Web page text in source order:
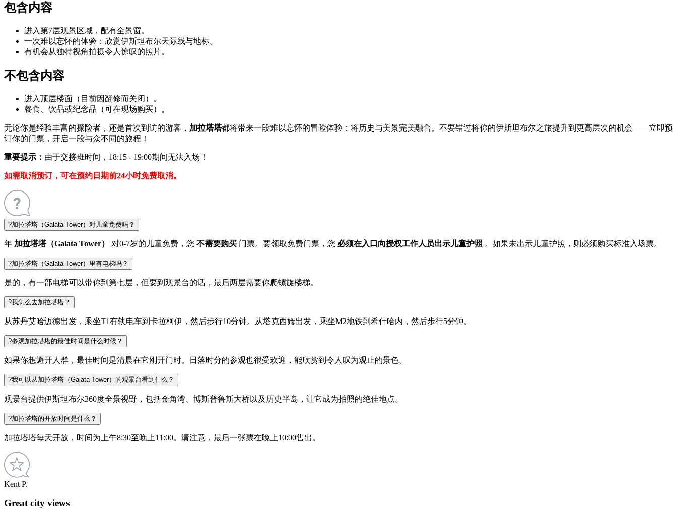
包含内容
进入第7层观景区域，配有全景窗。
一次难以忘怀的体验：欣赏伊斯坦布尔天际线与地标。
有机会从独特视角拍摄令人惊叹的照片。
不包含内容
进入顶层楼面（目前因翻修而关闭）。
餐食、饮品或纪念品（可在现场购买）。
无论你是经验丰富的探险者，还是首次到访的游客， 加拉塔塔都将带来一段难以忘怀的冒险体验：将历史与美景完美融合。不要错过将你的伊斯坦布尔之旅提升到更高层次的机会——立即预
订你的门票，开启一段与众不同的旅程！
重要提示： 由于交接班时间，18:15 - 19:00期间无法入场！
如需取消预订，可在预约日期前24小时免费取消。
?加拉塔塔（Galata Tower）对儿童免费吗？
年 加拉塔塔（Galata Tower） 对0-7岁的儿童免费，您 不需要购买 门票。要领取免费门票，您 必须在入口向授权工作人员出示儿童护照 。如果未出示儿童护照，则必须购买标准入场票。
?加拉塔塔（Galata Tower）里有电梯吗？
是的，有一部电梯可以带你到第七层，但要到观景台的话，最后两层需要你爬螺旋楼梯。
?我怎么去加拉塔塔？
从苏丹艾哈迈德出发，乘坐T1有轨电车到卡拉柯伊，然后步行10分钟。从塔克西姆出发，乘坐M2地铁到希什哈内，然后步行5分钟。
?参观加拉塔塔的最佳时间是什么时候？
如果你想避开人群，最佳时间是清晨在它刚开门时。日落时分的参观也很受欢迎，能欣赏到令人叹为观止的景色。
?我可以从加拉塔塔（Galata Tower）的观景台看到什么？
观景台提供伊斯坦布尔360度全景视野，包括金角湾、博斯普鲁斯大桥以及历史半岛，让它成为拍照的绝佳地点。
?加拉塔塔的开放时间是什么？
加拉塔塔每天开放，时间为上午8:30至晚上11:00。请注意，最后一张票在晚上10:00售出。
Kent P.
Great city views